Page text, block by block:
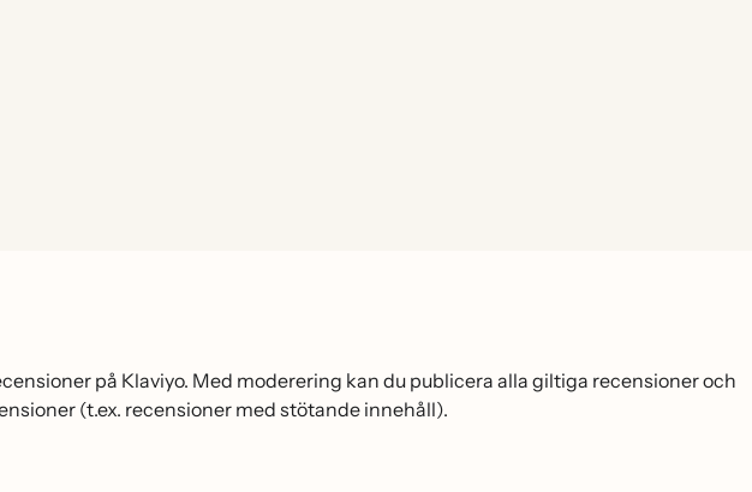
på Klaviyo. Med moderering kan du publicera alla giltiga recensioner och
(t.ex. recensioner med stötande innehåll).